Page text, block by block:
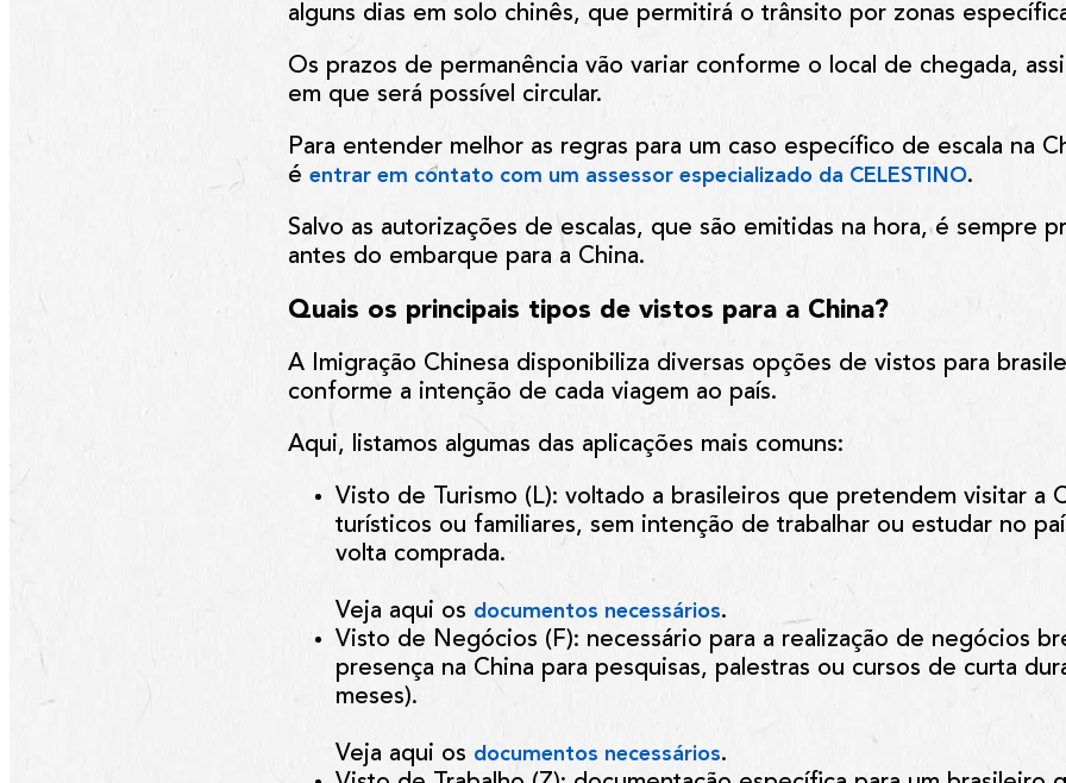
alguns dias em solo chinês, que permitirá o trânsito por zonas
Os prazos de permanência vão variar conforme o local de chegada,
em que será possível circular.
Para entender melhor as regras para um caso específico de escala na
éentrar em contato com um assessor especializado da CELESTINO.
Salvo as autorizações de escalas, que são emitidas na hora, é sempre
antes do embarque para a China.
Quais os principais tipos de vistos para a China?
A Imigração Chinesa disponibiliza diversas opções de vistos para
conforme a intenção de cada viagem ao país.
Aqui, listamos algumas das aplicações mais comuns:
Visto de Turismo (L): voltado a brasileiros que pretendem visitar a
turísticos ou familiares, sem intenção de trabalhar ou estudar no
volta comprada.
Veja aqui os documentos necessários.
Visto de Negócios (F): necessário para a realização de negócios
presença na China para pesquisas, palestras ou cursos de curta
meses).
Veja aqui os documentos necessários.